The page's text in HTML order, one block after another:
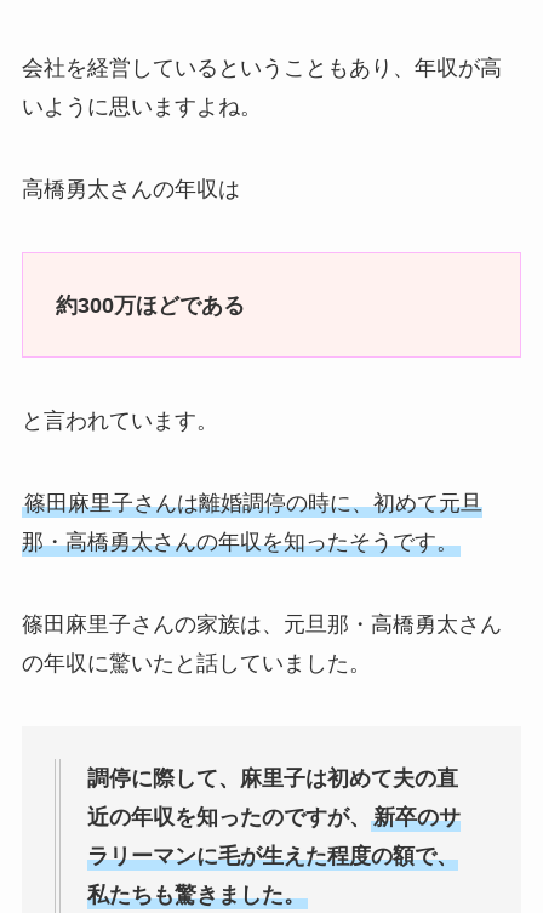
会社を経営しているということもあり、年収が高
いように思いますよね。
高橋勇太さんの年収は
約300万ほどである
と言われています。
篠田麻里子さんは離婚調停の時に、初めて元旦
那・高橋勇太さんの年収を知ったそうです。
篠田麻里子さんの家族は、元旦那・高橋勇太さん
の年収に驚いたと話していました。
調停に際して、麻里子は初めて夫の直
近の年収を知ったのですが、 新卒のサ
ラリーマンに毛が生えた程度の額で、
私たちも驚きました。